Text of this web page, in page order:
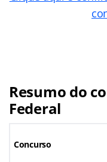
Resumo do
Federal
Concurso